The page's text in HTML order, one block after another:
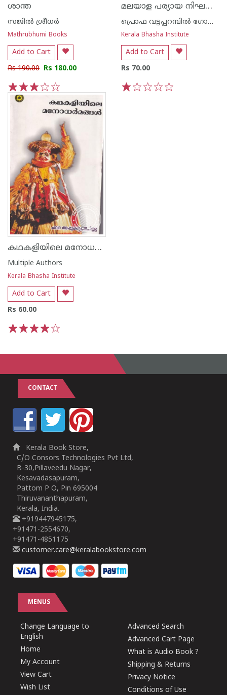
ശാന്ത
സജില്‍ ശ്രീധര്‍
Mathrubhumi Books
Add to Cart
Rs 190.00 Rs 180.00
2
1
മലയാള പര്യായ നിഘണ്ടു
പ്രൊഫ വട്ടപ്പറമ്പിൽ ഗോപിനാഥപില്ല
Kerala Bhasha Institute
Add to Cart
Rs 70.00
കഥകളിയിലെ മനോധർമങ്ങൾ
Multiple Authors
Kerala Bhasha Institute
Add to Cart
Rs 60.00
CONTACT
Kerala Book Store,
C/O Consors Technologies Pvt Ltd,
B-30,Pillaveedu Nagar,
Kesavadasapuram,
Pattom P O, Pin 695004
Thiruvananthapuram,
Kerala, India.
+919447945175,
+91471-2554670,
+91471-4851175
customer.care@keralabookstore.com
MENUS
Change Language to
English
Home
My Account
View Cart
Wish List
Advanced Search
Advanced Cart Page
What is Audio Book ?
Shipping & Returns
Privacy Notice
Conditions of Use